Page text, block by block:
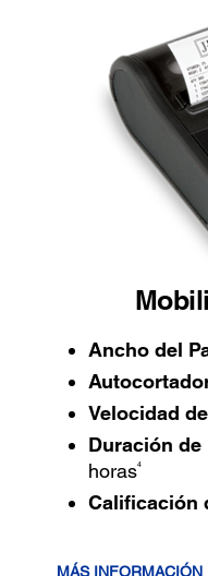
Ancho del
Velocidad
Duración de
horas4
Calificación
MÁS INFORMACIÓN